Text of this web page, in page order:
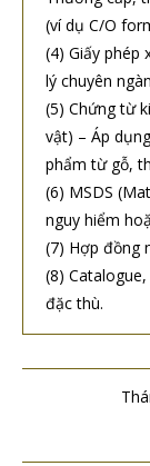
(ví dụ C/O
(4) Giấy phép
lý chuyên
(5) Chứng từ
vật) – Áp
phẩm từ gỗ,
(6) MSDS
nguy hiểm
(7) Hợp đồng
(8)
đặc thù.